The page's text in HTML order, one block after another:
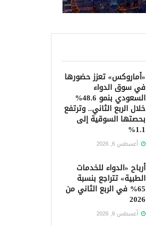
«أماروكس» تعزز حضورها
في سوق الدواء
السعودي بنمو 48.6%
خلال الربع الثاني.. وترتفع
بحصتها السوقية إلى
1.1%
أغسطس 6, 2026
أرباح «الدواء للخدمات
الطبية» تتراجع بنسبة
65% في الربع الثاني من
2026
أغسطس 6, 2026